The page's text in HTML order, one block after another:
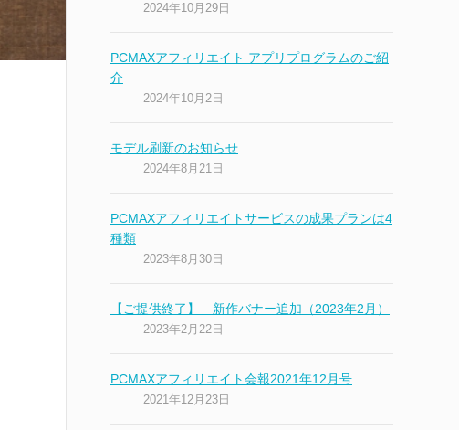
2024年10月29日
PCMAXアフィリエイト アプリプログラムのご紹
介
2024年10月2日
モデル刷新のお知らせ
2024年8月21日
PCMAXアフィリエイトサービスの成果プランは4
種類
2023年8月30日
【ご提供終了】 新作バナー追加（2023年2月）
2023年2月22日
PCMAXアフィリエイト会報2021年12月号
2021年12月23日